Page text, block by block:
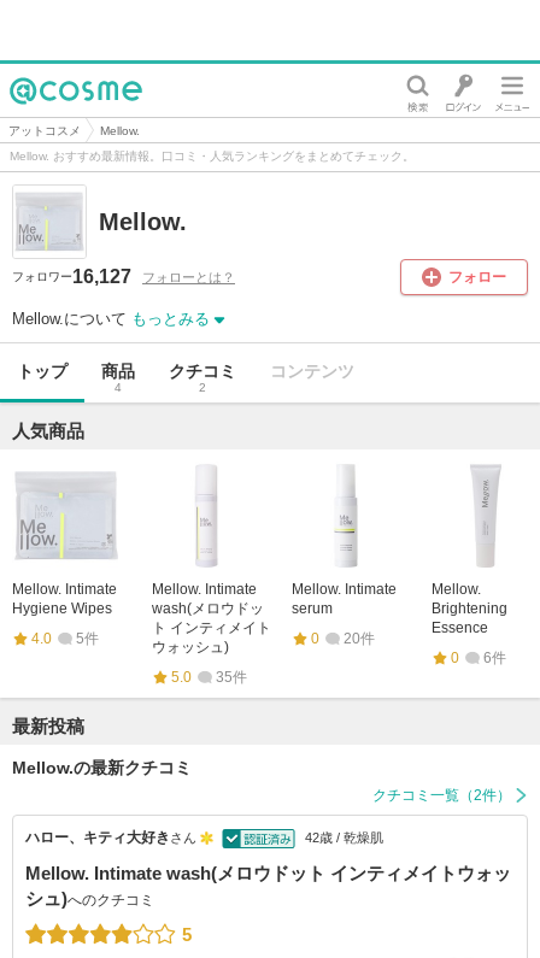
@cosme
アットコスメ
Mellow.
Mellow. おすすめ最新情報。口コミ・人気ランキングをまとめてチェック。
Mellow.
フォロワー16,127 フォローとは？ フォロー
Mellow.について もっとみる
トップ 商品
4
クチコミ
2
コンテンツ
人気商品
Mellow. Intimate
Hygiene Wipes
4.0
5件
Mellow. Intimate
wash(メロウドッ
ト インティメイト
ウォッシュ)
5.0
35件
Mellow. Intimate
serum
0
20件
Mellow.
Brightening
Essence
0
6件
最新投稿
Mellow.の最新クチコミ
クチコミ一覧（2件）
ハロー、キティ大好き さん 42歳 / 乾燥肌
Mellow. Intimate wash(メロウドット インティメイトウォッ
シュ)へのクチコミ
5